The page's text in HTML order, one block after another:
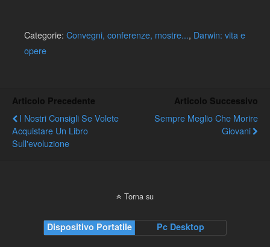
Categorie: Convegni, conferenze, mostre..., Darwin: vita e
opere
Articolo Precedente
I Nostri Consigli Se Volete
Acquistare Un Libro
Sull'evoluzione
Articolo Successivo
Sempre Meglio Che Morire
Giovani
Torna su
Dispositivo Portatile Pc Desktop